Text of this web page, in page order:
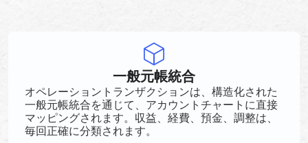
一般元帳統合
オペレーショントランザクションは、構造化された
一般元帳統合を通じて、アカウントチャートに直接
マッピングされます。収益、経費、預金、調整は、
毎回正確に分類されます。